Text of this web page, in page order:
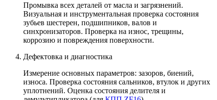
Промывка всех деталей от масла и загрязнений.
Визуальная и инструментальная проверка состояния
зубьев шестерен, подшипников, валов и
синхронизаторов. Проверка на износ, трещины,
коррозию и повреждения поверхности.
Дефектовка и диагностика
Измерение основных параметров: зазоров, биений,
износа. Проверка состояния сальников, втулок и других
уплотнений. Оценка состояния делителя и